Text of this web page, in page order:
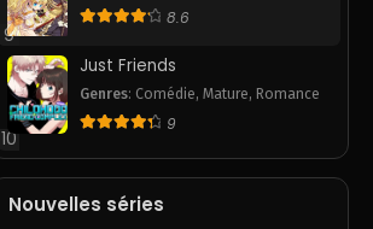
9
Romance,Webtoon
8.6
10
Just Friends
Genres: Comédie,Mature, Romance
9
Nouvelles séries